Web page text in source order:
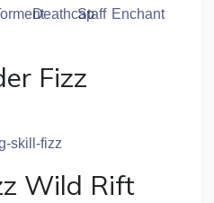
Deathcap
Staff Enchant
Fizz
Wild Rift